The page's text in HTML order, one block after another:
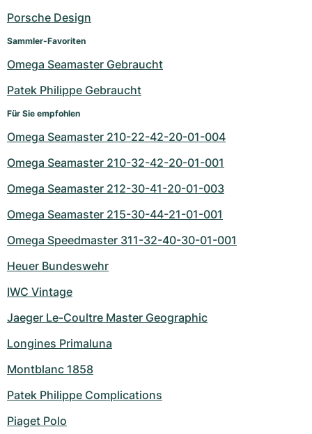
Porsche Design
Sammler-Favoriten
Omega Seamaster Gebraucht
Patek Philippe Gebraucht
Für Sie empfohlen
Omega Seamaster 210-22-42-20-01-004
Omega Seamaster 210-32-42-20-01-001
Omega Seamaster 212-30-41-20-01-003
Omega Seamaster 215-30-44-21-01-001
Omega Speedmaster 311-32-40-30-01-001
Heuer Bundeswehr
IWC Vintage
Jaeger Le-Coultre Master Geographic
Longines Primaluna
Montblanc 1858
Patek Philippe Complications
Piaget Polo